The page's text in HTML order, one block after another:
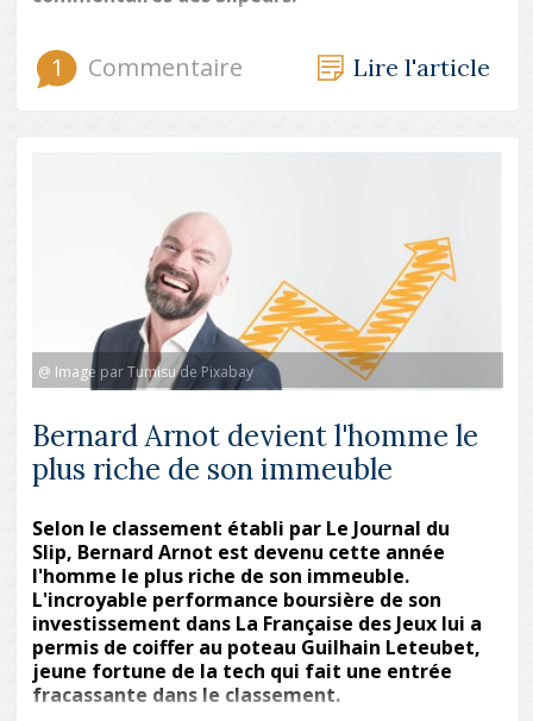
1Commentaire Lire l'article
@ Image par Tumisu de Pixabay
Bernard Arnot devient l'homme le
plus riche de son immeuble
Selon le classement établi par Le Journal du
Slip, Bernard Arnot est devenu cette année
l'homme le plus riche de son immeuble.
L'incroyable performance boursière de son
investissement dans La Française des Jeux lui a
permis de coiffer au poteau Guilhain Leteubet,
jeune fortune de la tech qui fait une entrée
fracassante dans le classement.